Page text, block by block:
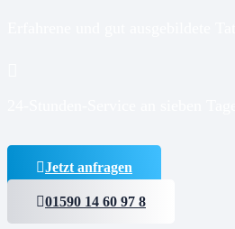
Jetzt anfragen
01590 14 60 97 8